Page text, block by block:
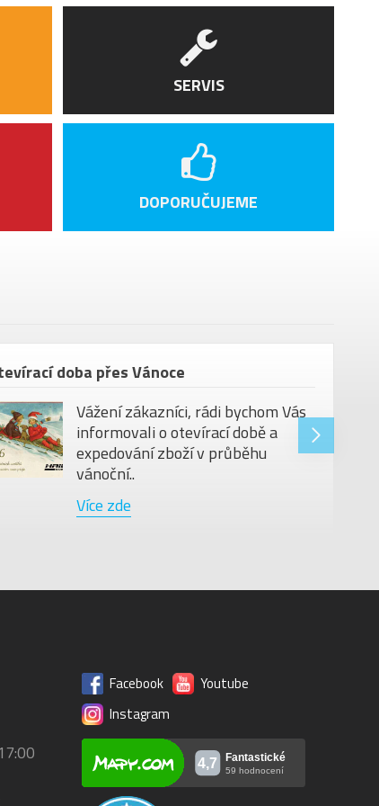
All Road AL HG
Full Integratted Internal Cable Routing
SERVIS
DOPORUČUJEME
doba přes Vánoce
Vážení zákazníci, rádi bychom Vás
informovali o otevírací době a
expedování zboží v průběhu
vánoční..
Více zde
Facebook
Youtube
Instagram